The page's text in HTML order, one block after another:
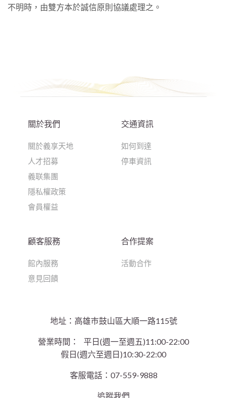
不明時，由雙方本於誠信原則協議處理之。
地址：高雄巿鼓山區大順一路115號
營業時間：
平日(週一至週五)11:00-22:00
假日(週六至週日)10:30-22:00
客服電話：07-559-9888
追蹤我們
關於我們
關於義享天地
人才招募
義联集團
隱私權政策
會員權益
交通資訊
如何到達
停車資訊
顧客服務
館內服務
意見回饋
合作提案
活動合作